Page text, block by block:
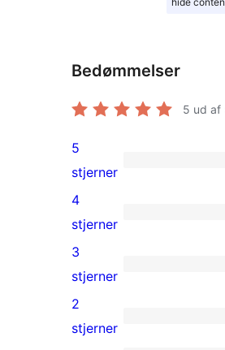
Bedømmelser
5 ud af
9
5-
stjernet
anmeldelser
5
stjerner
0
4-
stjernet
anmeldelser
4
stjerner
0
3-
stjernet
3
stjerner
0
2
stjerner